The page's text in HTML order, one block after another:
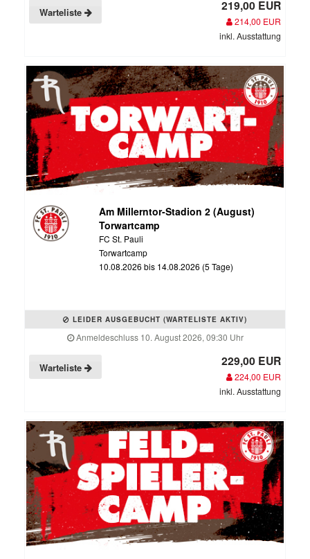
Warteliste 219,00 EUR
214,00 EUR
inkl. Ausstattung
Am Millerntor-Stadion 2 (August)
Torwartcamp
FC St. Pauli
Torwartcamp
10.08.2026 bis 14.08.2026 (5 Tage)
LEIDER AUSGEBUCHT (WARTELISTE AKTIV)
Anmeldeschluss 10. August 2026, 09:30 Uhr
Warteliste 229,00 EUR
224,00 EUR
inkl. Ausstattung